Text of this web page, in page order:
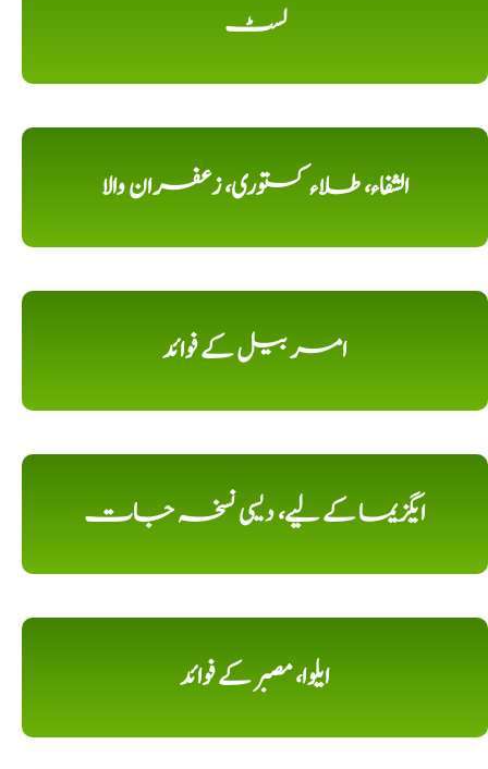
لسٹ
الشفاء، طلاء کستوری، زعفران والا
امر بیل کے فوائد
ایگزیما کے لیے، دیسی نسخہ جات
ایلوا، مصبر کے فوائد